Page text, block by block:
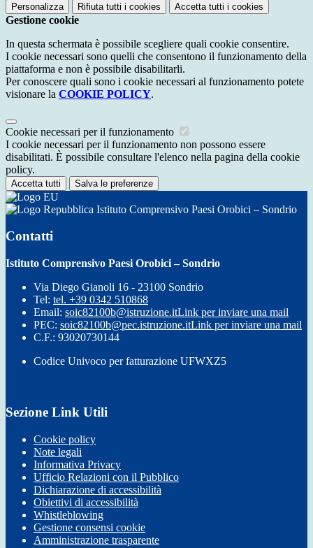
Personalizza Rifiuta tutti i cookies Accetta tutti i cookies
Gestione cookie
In questa schermata è possibile scegliere quali cookie consentire.
I cookie necessari sono quelli che consentono il funzionamento della
piattaforma e non è possibile disabilitarli.
Per conoscere quali sono i cookie necessari al funzionamento potete
visionare la COOKIE POLICY.
Cookie necessari per il funzionamento
I cookie necessari per il funzionamento non possono essere
disabilitati. È possibile consultare l'elenco nella pagina della cookie
policy.
Accetta tutti Salva le preferenze
Istituto Comprensivo Paesi Orobici – Sondrio
Contatti
Istituto Comprensivo Paesi Orobici – Sondrio
Via Diego Gianoli 16 - 23100 Sondrio
Tel: tel. +39 0342 510868
Email: soic82100b@istruzione.itLink per inviare una mail
PEC: soic82100b@pec.istruzione.itLink per inviare una mail
C.F.: 93020730144
Codice Univoco per fatturazione UFWXZ5
Sezione Link Utili
Cookie policy
Note legali
Informativa Privacy
Ufficio Relazioni con il Pubblico
Dichiarazione di accessibilità
Obiettivi di accessibilità
Whistleblowing
Gestione consensi cookie
Amministrazione trasparente